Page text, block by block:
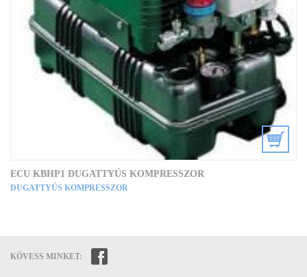
ECU KBHP1 DUGATTYÚS KOMPRESSZOR
DUGATTYÚS KOMPRESSZOR
KÖVESS MINKET: